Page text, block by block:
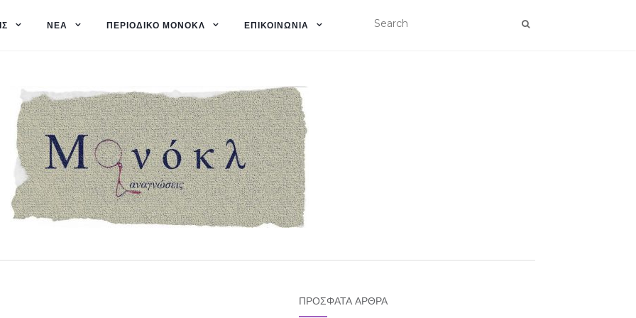
ΝΈΑ ΠΕΡΙΟΔΙΚΌ ΜΟΝΌΚΛ ΕΠΙΚΟΙΝΩΝΊΑ
ΠΡΌΣΦΑΤΑ ΆΡΘΡΑ